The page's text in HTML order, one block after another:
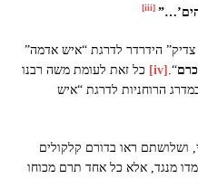
[iii]
הידרדר לדרגת “איש אדמה”
“.
[iv]
כל זאת לעומת משה רבנו
הרוחניות לדרגת “איש
ושלושתם ראו בדורם קלקולים
מנגד, אלא כל אחד תרם מכוחו